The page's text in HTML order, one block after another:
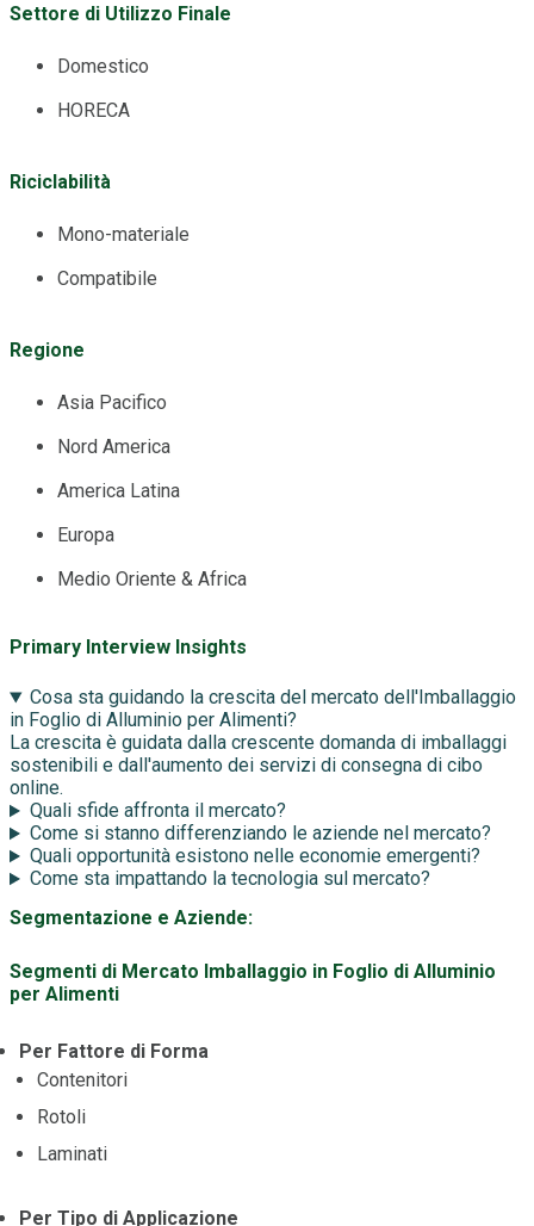
Settore di Utilizzo Finale
Domestico
HORECA
Riciclabilità
Mono-materiale
Compatibile
Regione
Asia Pacifico
Nord America
America Latina
Europa
Medio Oriente & Africa
Primary Interview Insights
Cosa sta guidando la crescita del mercato dell'Imballaggio
in Foglio di Alluminio per Alimenti?
La crescita è guidata dalla crescente domanda di imballaggi
sostenibili e dall'aumento dei servizi di consegna di cibo
online.
Quali sfide affronta il mercato?
Come si stanno differenziando le aziende nel mercato?
Quali opportunità esistono nelle economie emergenti?
Come sta impattando la tecnologia sul mercato?
Segmentazione e Aziende:
Segmenti di Mercato Imballaggio in Foglio di Alluminio
per Alimenti
Per Fattore di Forma
Contenitori
Rotoli
Laminati
Per Tipo di Applicazione